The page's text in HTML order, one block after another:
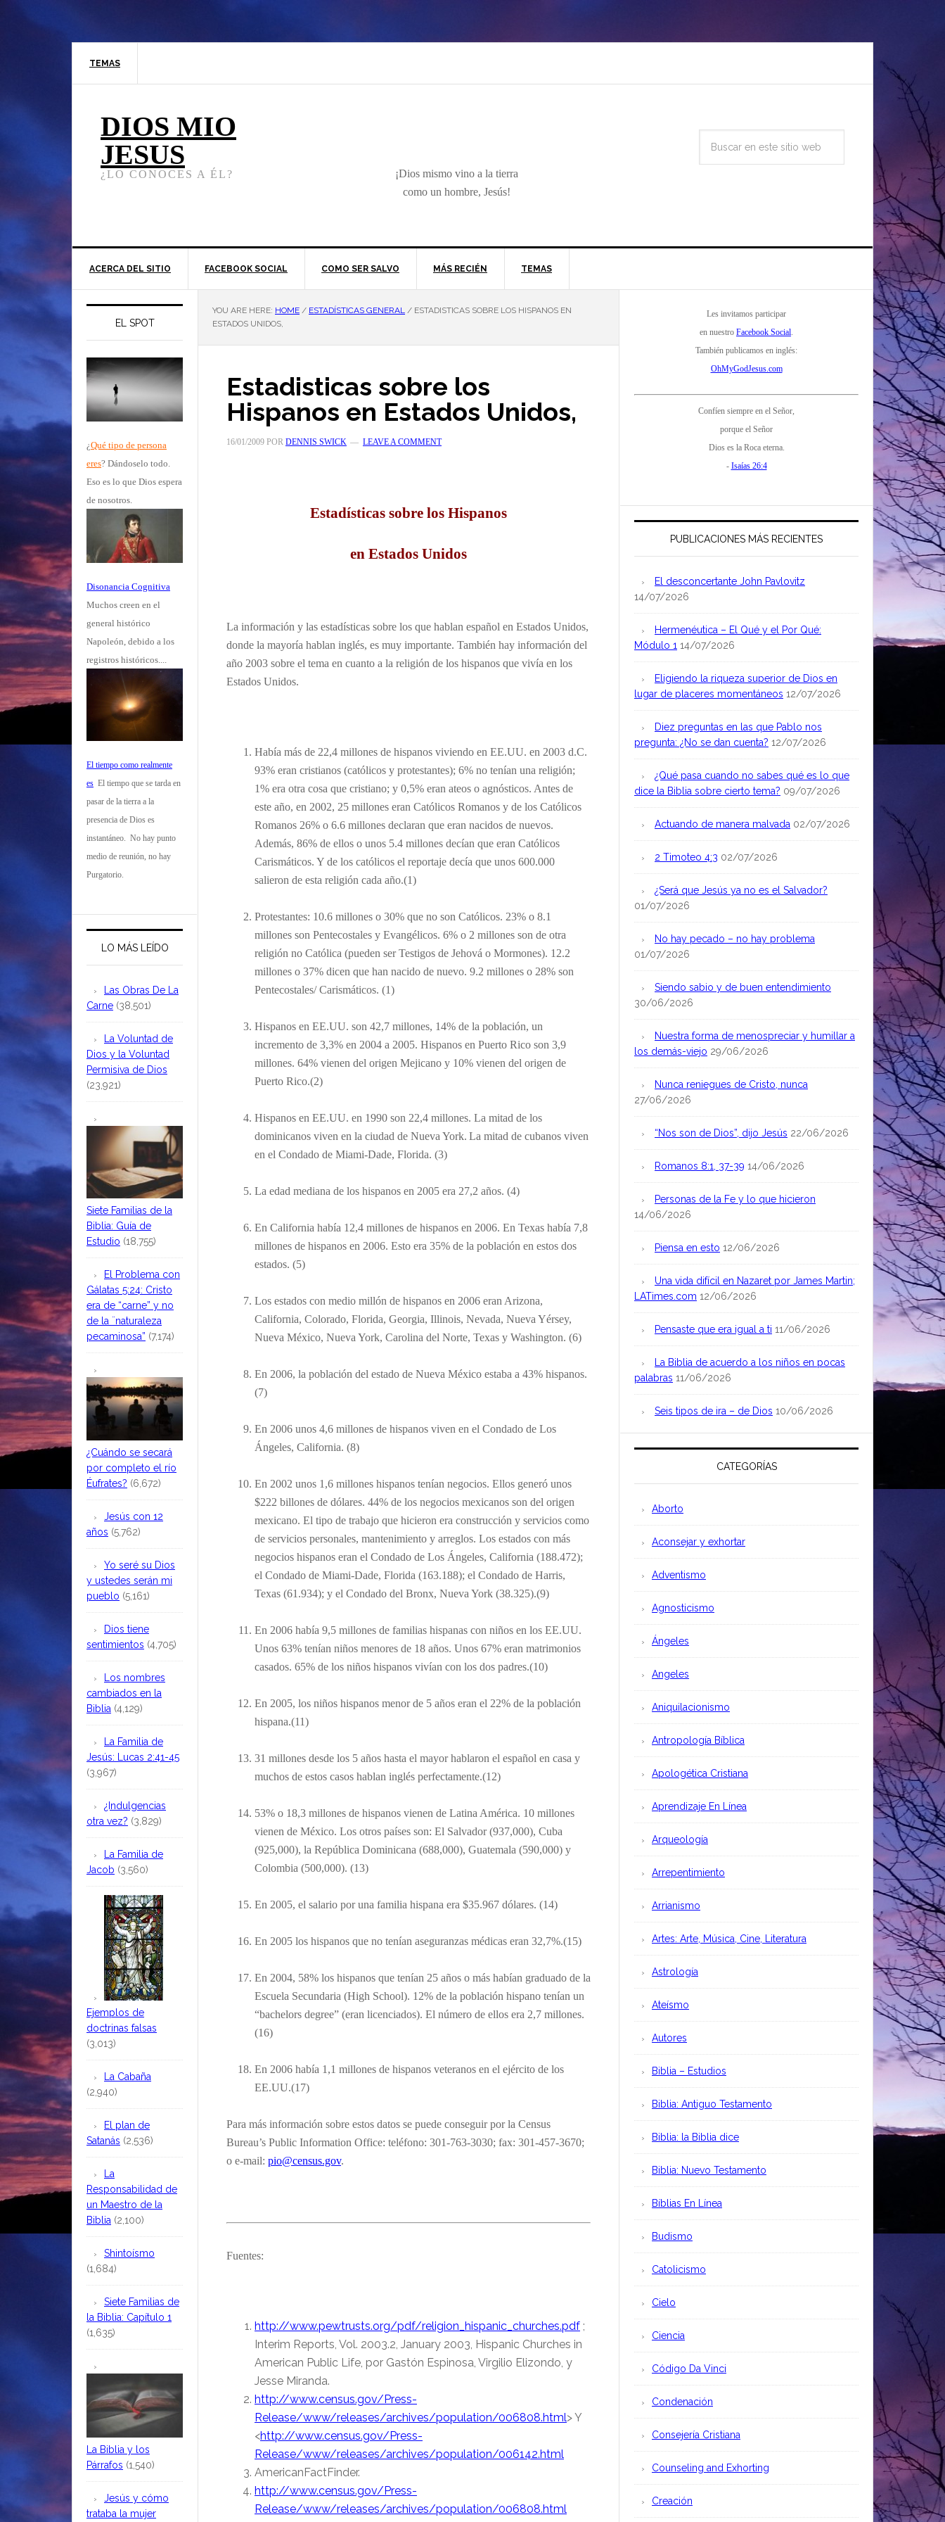
TEMAS
DIOS MIO
JESUS
¿LO CONOCES A ÉL?
¡Dios mismo vino a la tierra
como un hombre, Jesús!
ACERCA DEL SITIO FACEBOOK SOCIAL COMO SER SALVO MÁS RECIÉN TEMAS
YOU ARE HERE: HOME / ESTADÍSTICAS GENERAL / ESTADISTICAS SOBRE LOS HISPANOS EN
ESTADOS UNIDOS,
Estadisticas sobre los
Hispanos en Estados Unidos,
16/01/2009 POR DENNIS SWICK LEAVE A COMMENT
Estadísticas sobre los Hispanos
en Estados Unidos
La información y las estadísticas sobre los que hablan español en Estados Unidos,
donde la mayoría hablan inglés, es muy importante. También hay información del
año 2003 sobre el tema en cuanto a la religión de los hispanos que vivía en los
Estados Unidos.
Había más de 22,4 millones de hispanos viviendo en EE.UU. en 2003 d.C.
93% eran cristianos (católicos y protestantes); 6% no tenían una religión;
1% era otra cosa que cristiano; y 0,5% eran ateos o agnósticos. Antes de
este año, en 2002, 25 millones eran Católicos Romanos y de los Católicos
Romanos 26% o 6.6 millones declaran que eran nacidos de nuevos.
Además, 86% de ellos o unos 5.4 millones decían que eran Católicos
Carismáticos. Y de los católicos el reportaje decía que unos 600.000
salieron de esta religión cada año.(1)
Protestantes: 10.6 millones o 30% que no son Católicos. 23% o 8.1
millones son Pentecostales y Evangélicos. 6% o 2 millones son de otra
religión no Católica (pueden ser Testigos de Jehová o Mormones). 12.2
millones o 37% dicen que han nacido de nuevo. 9.2 millones o 28% son
Pentecostales/ Carismáticos. (1)
Hispanos en EE.UU. son 42,7 millones, 14% de la población, un
incremento de 3,3% en 2004 a 2005. Hispanos en Puerto Rico son 3,9
millones. 64% vienen del origen Mejicano y 10% vienen del origen de
Puerto Rico.(2)
Hispanos en EE.UU. en 1990 son 22,4 millones. La mitad de los
dominicanos viven en la ciudad de Nueva York. La mitad de cubanos viven
en el Condado de Miami-Dade, Florida. (3)
La edad mediana de los hispanos en 2005 era 27,2 años. (4)
En California había 12,4 millones de hispanos en 2006. En Texas había 7,8
millones de hispanos en 2006. Esto era 35% de la población en estos dos
estados. (5)
Los estados con medio millón de hispanos en 2006 eran Arizona,
California, Colorado, Florida, Georgia, Illinois, Nevada, Nueva Yérsey,
Nueva México, Nueva York, Carolina del Norte, Texas y Washington. (6)
En 2006, la población del estado de Nueva México estaba a 43% hispanos.
(7)
En 2006 unos 4,6 millones de hispanos viven en el Condado de Los
Ángeles, California. (8)
En 2002 unos 1,6 millones hispanos tenían negocios. Ellos generó unos
$222 billones de dólares. 44% de los negocios mexicanos son del origen
mexicano. El tipo de trabajo que hicieron era construcción y servicios como
de servicios personales, mantenimiento y arreglos. Los estados con más
negocios hispanos eran el Condado de Los Ángeles, California (188.472);
el Condado de Miami-Dade, Florida (163.188); el Condado de Harris,
Texas (61.934); y el Condado del Bronx, Nueva York (38.325).(9)
En 2006 había 9,5 millones de familias hispanas con niños en los EE.UU.
Unos 63% tenían niños menores de 18 años. Unos 67% eran matrimonios
casados. 65% de los niños hispanos vivían con los dos padres.(10)
En 2005, los niños hispanos menor de 5 años eran el 22% de la población
hispana.(11)
31 millones desde los 5 años hasta el mayor hablaron el español en casa y
muchos de estos casos hablan inglés perfectamente.(12)
53% o 18,3 millones de hispanos vienen de Latina América. 10 millones
vienen de México. Los otros países son: El Salvador (937,000), Cuba
(925,000), la República Dominicana (688,000), Guatemala (590,000) y
Colombia (500,000). (13)
En 2005, el salario por una familia hispana era $35.967 dólares. (14)
En 2005 los hispanos que no tenían aseguranzas médicas eran 32,7%.(15)
En 2004, 58% los hispanos que tenían 25 años o más habían graduado de la
Escuela Secundaria (High School). 12% de la población hispano tenían un
“bachelors degree” (eran licenciados). El número de ellos era 2,7 millones.
(16)
En 2006 había 1,1 millones de hispanos veteranos en el ejército de los
EE.UU.(17)
Para más información sobre estos datos se puede conseguir por la Census
Bureau’s Public Information Office: teléfono: 301-763-3030; fax: 301-457-3670;
o e-mail: pio@census.gov.
Fuentes:
http://www.pewtrusts.org/pdf/religion_hispanic_churches.pdf ;
Interim Reports, Vol. 2003.2, January 2003, Hispanic Churches in
American Public Life, por Gastón Espinosa, Virgilio Elizondo, y
Jesse Miranda.
http://www.census.gov/Press-
Release/www/releases/archives/population/006808.html> Y
<http://www.census.gov/Press-
Release/www/releases/archives/population/006142.html
AmericanFactFinder.
http://www.census.gov/Press-
Release/www/releases/archives/population/006808.html
Les invitamos participar
en nuestro Facebook Social.
También publicamos en inglés:
OhMyGodJesus.com
Confíen siempre en el Señor,
porque el Señor
Dios es la Roca eterna.
- Isaías 26:4
PUBLICACIONES MÁS RECIENTES
El desconcertante John Pavlovitz
14/07/2026
Hermenéutica – El Qué y el Por Qué:
Módulo 1 14/07/2026
Eligiendo la riqueza superior de Dios en
lugar de placeres momentáneos 12/07/2026
Diez preguntas en las que Pablo nos
pregunta: ¿No se dan cuenta? 12/07/2026
¿Qué pasa cuando no sabes qué es lo que
dice la Biblia sobre cierto tema? 09/07/2026
Actuando de manera malvada 02/07/2026
2 Timoteo 4:3 02/07/2026
¿Será que Jesús ya no es el Salvador?
01/07/2026
No hay pecado – no hay problema
01/07/2026
Siendo sabio y de buen entendimiento
30/06/2026
Nuestra forma de menospreciar y humillar a
los demás-viejo 29/06/2026
Nunca reniegues de Cristo, nunca
27/06/2026
“Nos son de Dios”, dijo Jesús 22/06/2026
Romanos 8:1, 37-39 14/06/2026
Personas de la Fe y lo que hicieron
14/06/2026
Piensa en esto 12/06/2026
Una vida difícil en Nazaret por James Martin;
LATimes.com 12/06/2026
Pensaste que era igual a ti 11/06/2026
La Biblia de acuerdo a los niños en pocas
palabras 11/06/2026
Seis tipos de ira – de Dios 10/06/2026
CATEGORÍAS
Aborto
Aconsejar y exhortar
Adventismo
Agnosticismo
Ángeles
Angeles
Aniquilacionismo
Antropología Bíblica
Apologética Cristiana
Aprendizaje En Línea
Arqueología
Arrepentimiento
Arrianismo
Artes: Arte, Música, Cine, Literatura
Astrología
Ateísmo
Autores
Biblia – Estudios
Biblia: Antiguo Testamento
Biblia: la Biblia dice
Biblia: Nuevo Testamento
Bíblias En Línea
Budismo
Catolicismo
Cielo
Ciencia
Código Da Vinci
Condenación
Consejería Cristiana
Counseling and Exhorting
Creación
EL SPOT
¿Qué tipo de persona
eres? Dándoselo todo.
Eso es lo que Dios espera
de nosotros.
Disonancia Cognitiva
Muchos creen en el
general histórico
Napoleón, debido a los
registros históricos....
El tiempo como realmente
es El tiempo que se tarda en
pasar de la tierra a la
presencia de Dios es
instantáneo. No hay punto
medio de reunión, no hay
Purgatorio.
LO MÁS LEÍDO
Las Obras De La
Carne (38,501)
La Voluntad de
Dios y la Voluntad
Permisiva de Dios
(23,921)
Siete Familias de la
Biblia: Guía de
Estudio (18,755)
El Problema con
Gálatas 5:24: Cristo
era de “carne” y no
de la ¨naturaleza
pecaminosa” (7,174)
¿Cuándo se secará
por completo el río
Éufrates? (6,672)
Jesús con 12
años (5,762)
Yo seré su Dios
y ustedes serán mi
pueblo (5,161)
Dios tiene
sentimientos (4,705)
Los nombres
cambiados en la
Biblia (4,129)
La Familia de
Jesús: Lucas 2:41-45
(3,967)
¿Indulgencias
otra vez? (3,829)
La Familia de
Jacob (3,560)
Ejemplos de
doctrinas falsas
(3,013)
La Cabaña
(2,940)
El plan de
Satanás (2,536)
La
Responsabilidad de
un Maestro de la
Biblia (2,100)
Shintoísmo
(1,684)
Siete Familias de
la Biblia: Capítulo 1
(1,635)
La Biblia y los
Párrafos (1,540)
Jesús y cómo
trataba la mujer